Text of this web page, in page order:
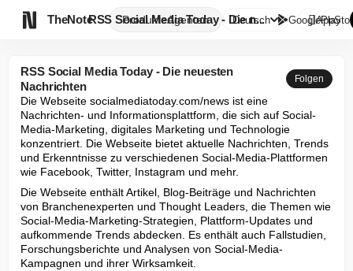
TheNote ProdukteAgenten
RSS Social Media Today - Die n...
Deutsch GooglePlay

RSS Social Media Today - Die neuesten
Nachrichten
Folgen
Die Webseite socialmediatoday.com/news ist eine
Nachrichten- und Informationsplattform, die sich auf Social-
Media-Marketing, digitales Marketing und Technologie
konzentriert. Die Webseite bietet aktuelle Nachrichten, Trends
und Erkenntnisse zu verschiedenen Social-Media-Plattformen
wie Facebook, Twitter, Instagram und mehr.
Die Webseite enthält Artikel, Blog-Beiträge und Nachrichten
von Branchenexperten und Thought Leaders, die Themen wie
Social-Media-Marketing-Strategien, Plattform-Updates und
aufkommende Trends abdecken. Es enthält auch Fallstudien,
Forschungsberichte und Analysen von Social-Media-
Kampagnen und ihrer Wirksamkeit.